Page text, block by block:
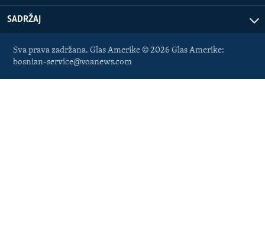
SADRŽAJ
Sva prava zadržana. Glas Amerike © 2026 Glas Amerike:
bosnian-service@voanews.com